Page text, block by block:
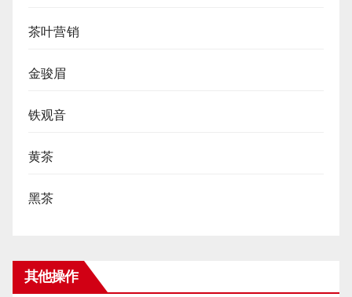
茶叶营销
金骏眉
铁观音
黄茶
黑茶
其他操作